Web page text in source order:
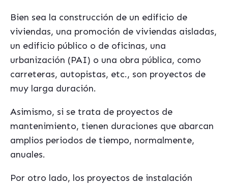
Bien sea la construcción de un edificio de
viviendas, una promoción de viviendas aisladas,
un edificio público o de oficinas, una
urbanización (PAI) o una obra pública, como
carreteras, autopistas, etc., son proyectos de
muy larga duración.
Asimismo, si se trata de proyectos de
mantenimiento, tienen duraciones que abarcan
amplios periodos de tiempo, normalmente,
anuales.
Por otro lado, los proyectos de instalación